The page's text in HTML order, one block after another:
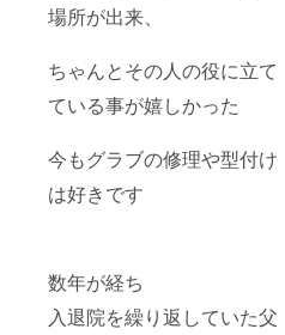
場所が出来、
ちゃんとその人の役に立て
ている事が嬉しかった
今もグラブの修理や型付け
は好きです
数年が経ち
入退院を繰り返していた父